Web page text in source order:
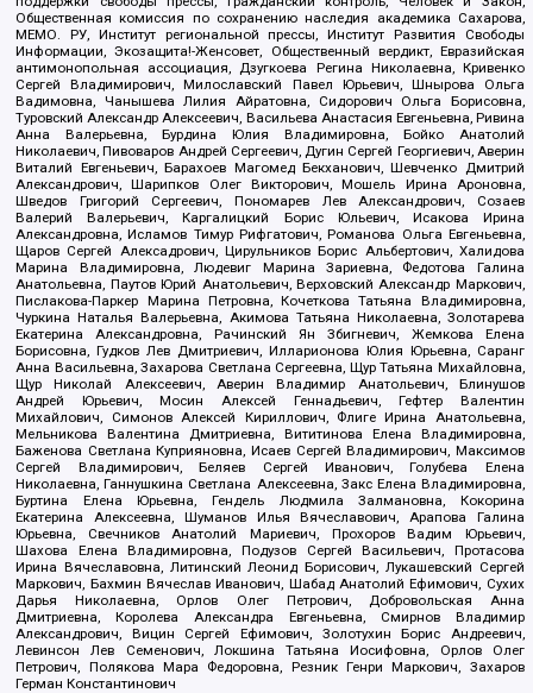
Общественная комиссия по сохранению наследия академика Сахарова,
МЕМО. РУ, Институт региональной прессы, Институт Развития Свободы
Информации, Экозащита!-Женсовет, Общественный вердикт, Евразийская
антимонопольная ассоциация, Дзугкоева Регина Николаевна, Кривенко
Сергей Владимирович, Милославский Павел Юрьевич, Шнырова Ольга
Вадимовна, Чанышева Лилия Айратовна, Сидорович Ольга Борисовна,
Туровский Александр Алексеевич, Васильева Анастасия Евгеньевна, Ривина
Анна Валерьевна, Бурдина Юлия Владимировна, Бойко Анатолий
Николаевич, Пивоваров Андрей Сергеевич, Дугин Сергей Георгиевич, Аверин
Виталий Евгеньевич, Барахоев Магомед Бекханович, Шевченко Дмитрий
Александрович, Шарипков Олег Викторович, Мошель Ирина Ароновна,
Шведов Григорий Сергеевич, Пономарев Лев Александрович, Созаев
Валерий Валерьевич, Каргалицкий Борис Юльевич, Исакова Ирина
Александровна, Исламов Тимур Рифгатович, Романова Ольга Евгеньевна,
Щаров Сергей Алексадрович, Цирульников Борис Альбертович, Халидова
Марина Владимировна, Людевиг Марина Зариевна, Федотова Галина
Анатольевна, Паутов Юрий Анатольевич, Верховский Александр Маркович,
Пислакова-Паркер Марина Петровна, Кочеткова Татьяна Владимировна,
Чуркина Наталья Валерьевна, Акимова Татьяна Николаевна, Золотарева
Екатерина Александровна, Рачинский Ян Збигневич, Жемкова Елена
Борисовна, Гудков Лев Дмитриевич, Илларионова Юлия Юрьевна, Саранг
Анна Васильевна, Захарова Светлана Сергеевна, Щур Татьяна Михайловна,
Щур Николай Алексеевич, Аверин Владимир Анатольевич, Блинушов
Андрей Юрьевич, Мосин Алексей Геннадьевич, Гефтер Валентин
Михайлович, Симонов Алексей Кириллович, Флиге Ирина Анатольевна,
Мельникова Валентина Дмитриевна, Вититинова Елена Владимировна,
Баженова Светлана Куприяновна, Исаев Сергей Владимирович, Максимов
Сергей Владимирович, Беляев Сергей Иванович, Голубева Елена
Николаевна, Ганнушкина Светлана Алексеевна, Закс Елена Владимировна,
Буртина Елена Юрьевна, Гендель Людмила Залмановна, Кокорина
Екатерина Алексеевна, Шуманов Илья Вячеславович, Арапова Галина
Юрьевна, Свечников Анатолий Мариевич, Прохоров Вадим Юрьевич,
Шахова Елена Владимировна, Подузов Сергей Васильевич, Протасова
Ирина Вячеславовна, Литинский Леонид Борисович, Лукашевский Сергей
Маркович, Бахмин Вячеслав Иванович, Шабад Анатолий Ефимович, Сухих
Дарья Николаевна, Орлов Олег Петрович, Добровольская Анна
Дмитриевна, Королева Александра Евгеньевна, Смирнов Владимир
Александрович, Вицин Сергей Ефимович, Золотухин Борис Андреевич,
Левинсон Лев Семенович, Локшина Татьяна Иосифовна, Орлов Олег
Петрович, Полякова Мара Федоровна, Резник Генри Маркович, Захаров
Герман Константинович